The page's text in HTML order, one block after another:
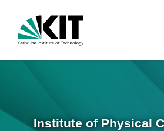
Institute of Physical